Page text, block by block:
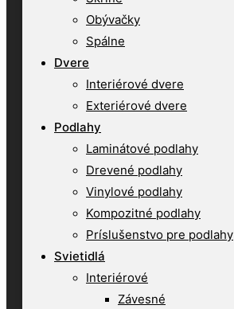
Obývačky
Spálne
Dvere
Interiérové dvere
Exteriérové dvere
Podlahy
Laminátové podlahy
Drevené podlahy
Vinylové podlahy
Kompozitné podlahy
Príslušenstvo pre podlahy
Svietidlá
Interiérové
Závesné